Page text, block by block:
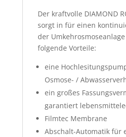
Der kraftvolle DIAMOND
sorgt in für einen
der
folgende Vorteile:
eine
Osmose- /
ein großes
garantiert
Filmtec Membrane
Abschalt-Automatik für